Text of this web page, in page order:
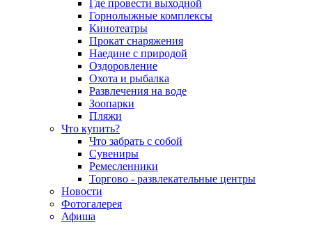
Где провести выходной
Горнолыжные комплексы
Кинотеатры
Прокат снаряжения
Наедине с природой
Оздоровление
Охота и рыбалка
Развлечения на воде
Зоопарки
Пляжи
Что купить?
Что забрать с собой
Сувениры
Ремесленники
Торгово - развлекательные центры
Новости
Фотогалерея
Афиша